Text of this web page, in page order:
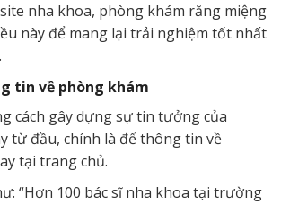
nha khoa, phòng khám răng miệng
này để mang lại trải nghiệm tốt nhất
tin về phòng khám
cách gây dựng sự tin tưởng của
từ đầu, chính là để thông tin về
tại trang chủ.
“Hơn 100 bác sĩ nha khoa tại trường